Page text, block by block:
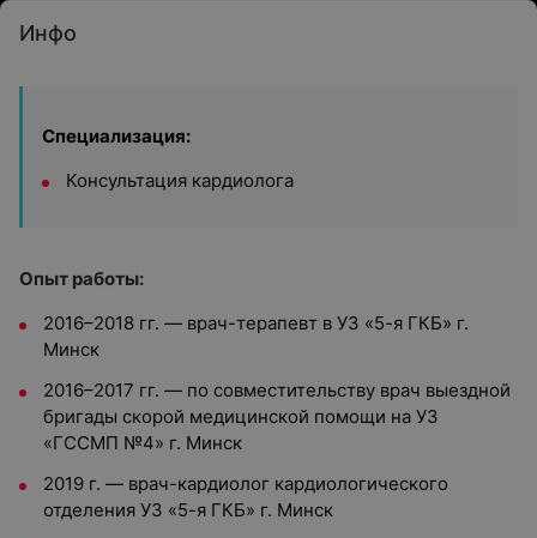
Инфо
Специализация:
Консультация кардиолога
Опыт работы:
2016–2018 гг. — врач-терапевт в УЗ «5-я ГКБ» г.
Минск
2016–2017 гг. — по совместительству врач выездной
бригады скорой медицинской помощи на УЗ
«ГССМП №4» г. Минск
2019 г. — врач-кардиолог кардиологического
отделения УЗ «5-я ГКБ» г. Минск